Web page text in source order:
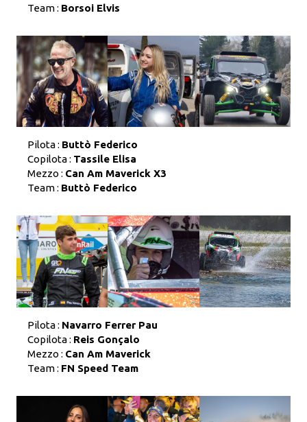
Team : Borsoi Elvis
Pilota : Buttò Federico
Copilota : Tassile Elisa
Mezzo : Can Am Maverick X3
Team : Buttò Federico
Pilota : Navarro Ferrer Pau
Copilota : Reis Gonçalo
Mezzo : Can Am Maverick
Team : FN Speed Team